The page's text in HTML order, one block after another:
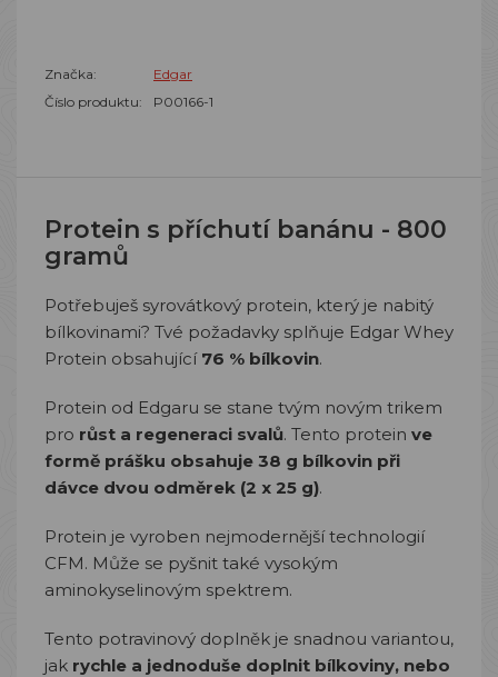
Značka:
Edgar
Číslo produktu:
P00166-1
Protein s příchutí banánu - 800
gramů
Potřebuješ syrovátkový protein, který je nabitý
bílkovinami? Tvé požadavky splňuje Edgar Whey
Protein obsahující 76 % bílkovin.
Protein od Edgaru se stane tvým novým trikem
pro růst a regeneraci svalů. Tento protein ve
formě prášku obsahuje 38 g bílkovin při
dávce dvou odměrek (2 x 25 g).
Protein je vyroben nejmodernější technologií
CFM. Může se pyšnit také vysokým
aminokyselinovým spektrem.
Tento potravinový doplněk je snadnou variantou,
jak rychle a jednoduše doplnit bílkoviny, nebo